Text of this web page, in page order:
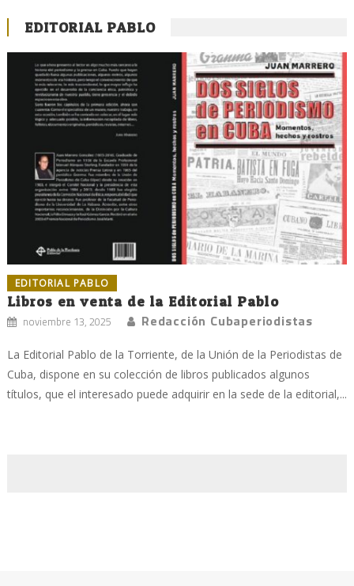
EDITORIAL PABLO
EDITORIAL PABLO
Libros en venta de la Editorial Pablo
noviembre 13, 2025 Redacción Cubaperiodistas
La Editorial Pablo de la Torriente, de la Unión de la Periodistas de
Cuba, dispone en su colección de libros publicados algunos
títulos, que el interesado puede adquirir en la sede de la editorial,...